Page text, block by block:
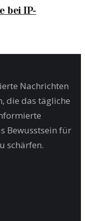
bei IP-
Nachrichten
die das tägliche
Bewusstsein für
schärfen.